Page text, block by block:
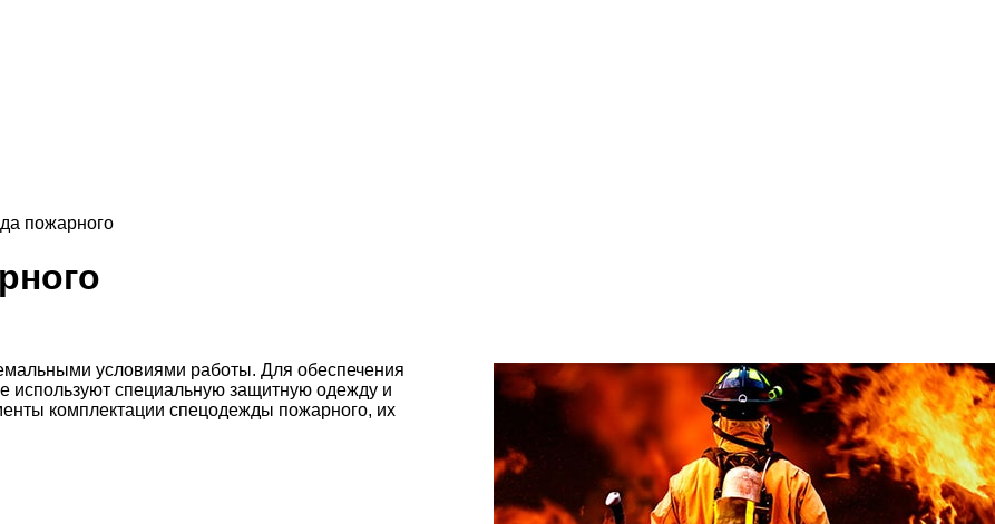
пожарного
условиями работы. Для обеспечения
используют специальную защитную одежду и
комплектации спецодежды пожарного, их